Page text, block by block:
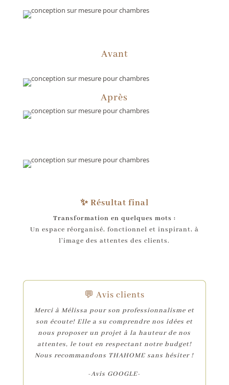
Avant
Après
✨ Résultat final
Transformation en quelques mots :
Un espace réorganisé, fonctionnel et inspirant, à
l’image des attentes des clients.
💬 Avis clients
Merci à Mélissa pour son professionnalisme et
son écoute! Elle a su comprendre nos idées et
nous proposer un projet à la hauteur de nos
attentes, le tout en respectant notre budget!
Nous recommandons THAHOME sans hésiter !
-Avis GOOGLE-